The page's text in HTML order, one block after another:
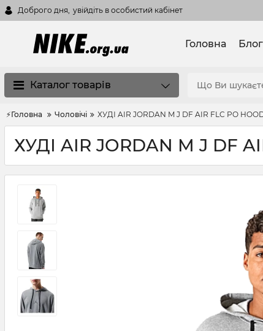
Доброго дня, увійдіть в особистий кабінет
Головна Блог
Каталог товарів
⚡Головна Чоловічі ХУДІ AIR JORDAN M J DF AIR FLC PO
ХУДІ AIR JORDAN M J DF